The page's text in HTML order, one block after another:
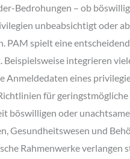
Bedrohungen – ob
unbeabsichtigt oder
PAM spielt eine
integrieren
Anmeldedaten eines
für
böswilligen oder
Gesundheitswesen und
Rahmenwerke